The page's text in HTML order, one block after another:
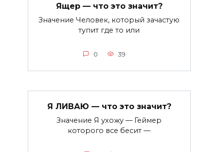
Ящер — что это значит?
Значение Человек, который зачастую
тупит где то или
0 39
Я ЛИВАЮ — что это значит?
Значение Я ухожу — Геймер
которого все бесит —